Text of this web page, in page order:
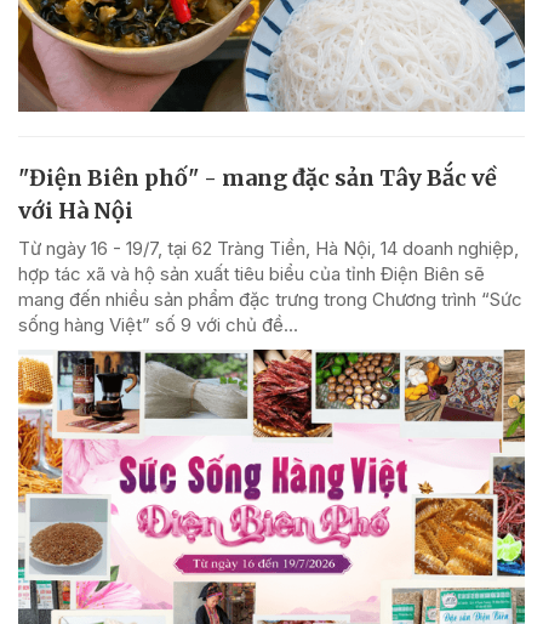
"Điện Biên phố" - mang đặc sản Tây Bắc về
với Hà Nội
Từ ngày 16 - 19/7, tại 62 Tràng Tiền, Hà Nội, 14 doanh nghiệp,
hợp tác xã và hộ sản xuất tiêu biểu của tỉnh Điện Biên sẽ
mang đến nhiều sản phẩm đặc trưng trong Chương trình “Sức
sống hàng Việt” số 9 với chủ đề...